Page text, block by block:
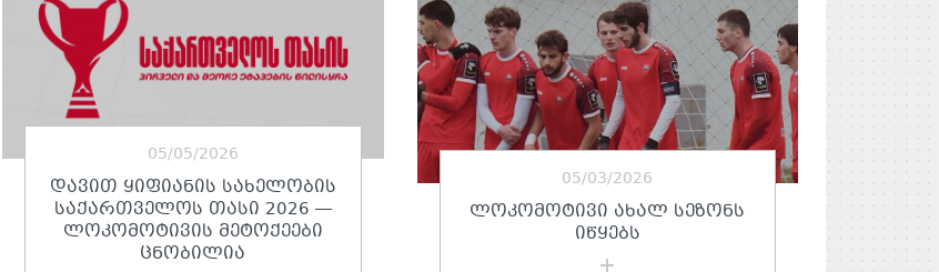
05/05/2026
ᲓᲐᲕᲘᲗ ᲧᲘᲤᲘᲐᲜᲘᲡ ᲡᲐᲮᲔᲚᲝᲑᲘᲡ
ᲡᲐᲥᲐᲠᲗᲕᲔᲚᲝᲡ ᲗᲐᲡᲘ 2026 —
ᲚᲝᲙᲝᲛᲝᲢᲘᲕᲘᲡ ᲛᲔᲢᲝᲥᲔᲔᲑᲘ
ᲪᲜᲝᲑᲘᲚᲘᲐ
05/03/2026
ᲚᲝᲙᲝᲛᲝᲢᲘᲕᲘ ᲐᲮᲐᲚ ᲡᲔᲖᲝᲜᲡ
ᲘᲬᲧᲔᲑᲡ